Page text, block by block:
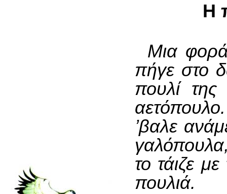
Η
Μια
πήγε στο
πουλί
’βαλε
το τάιζε
πουλιά.